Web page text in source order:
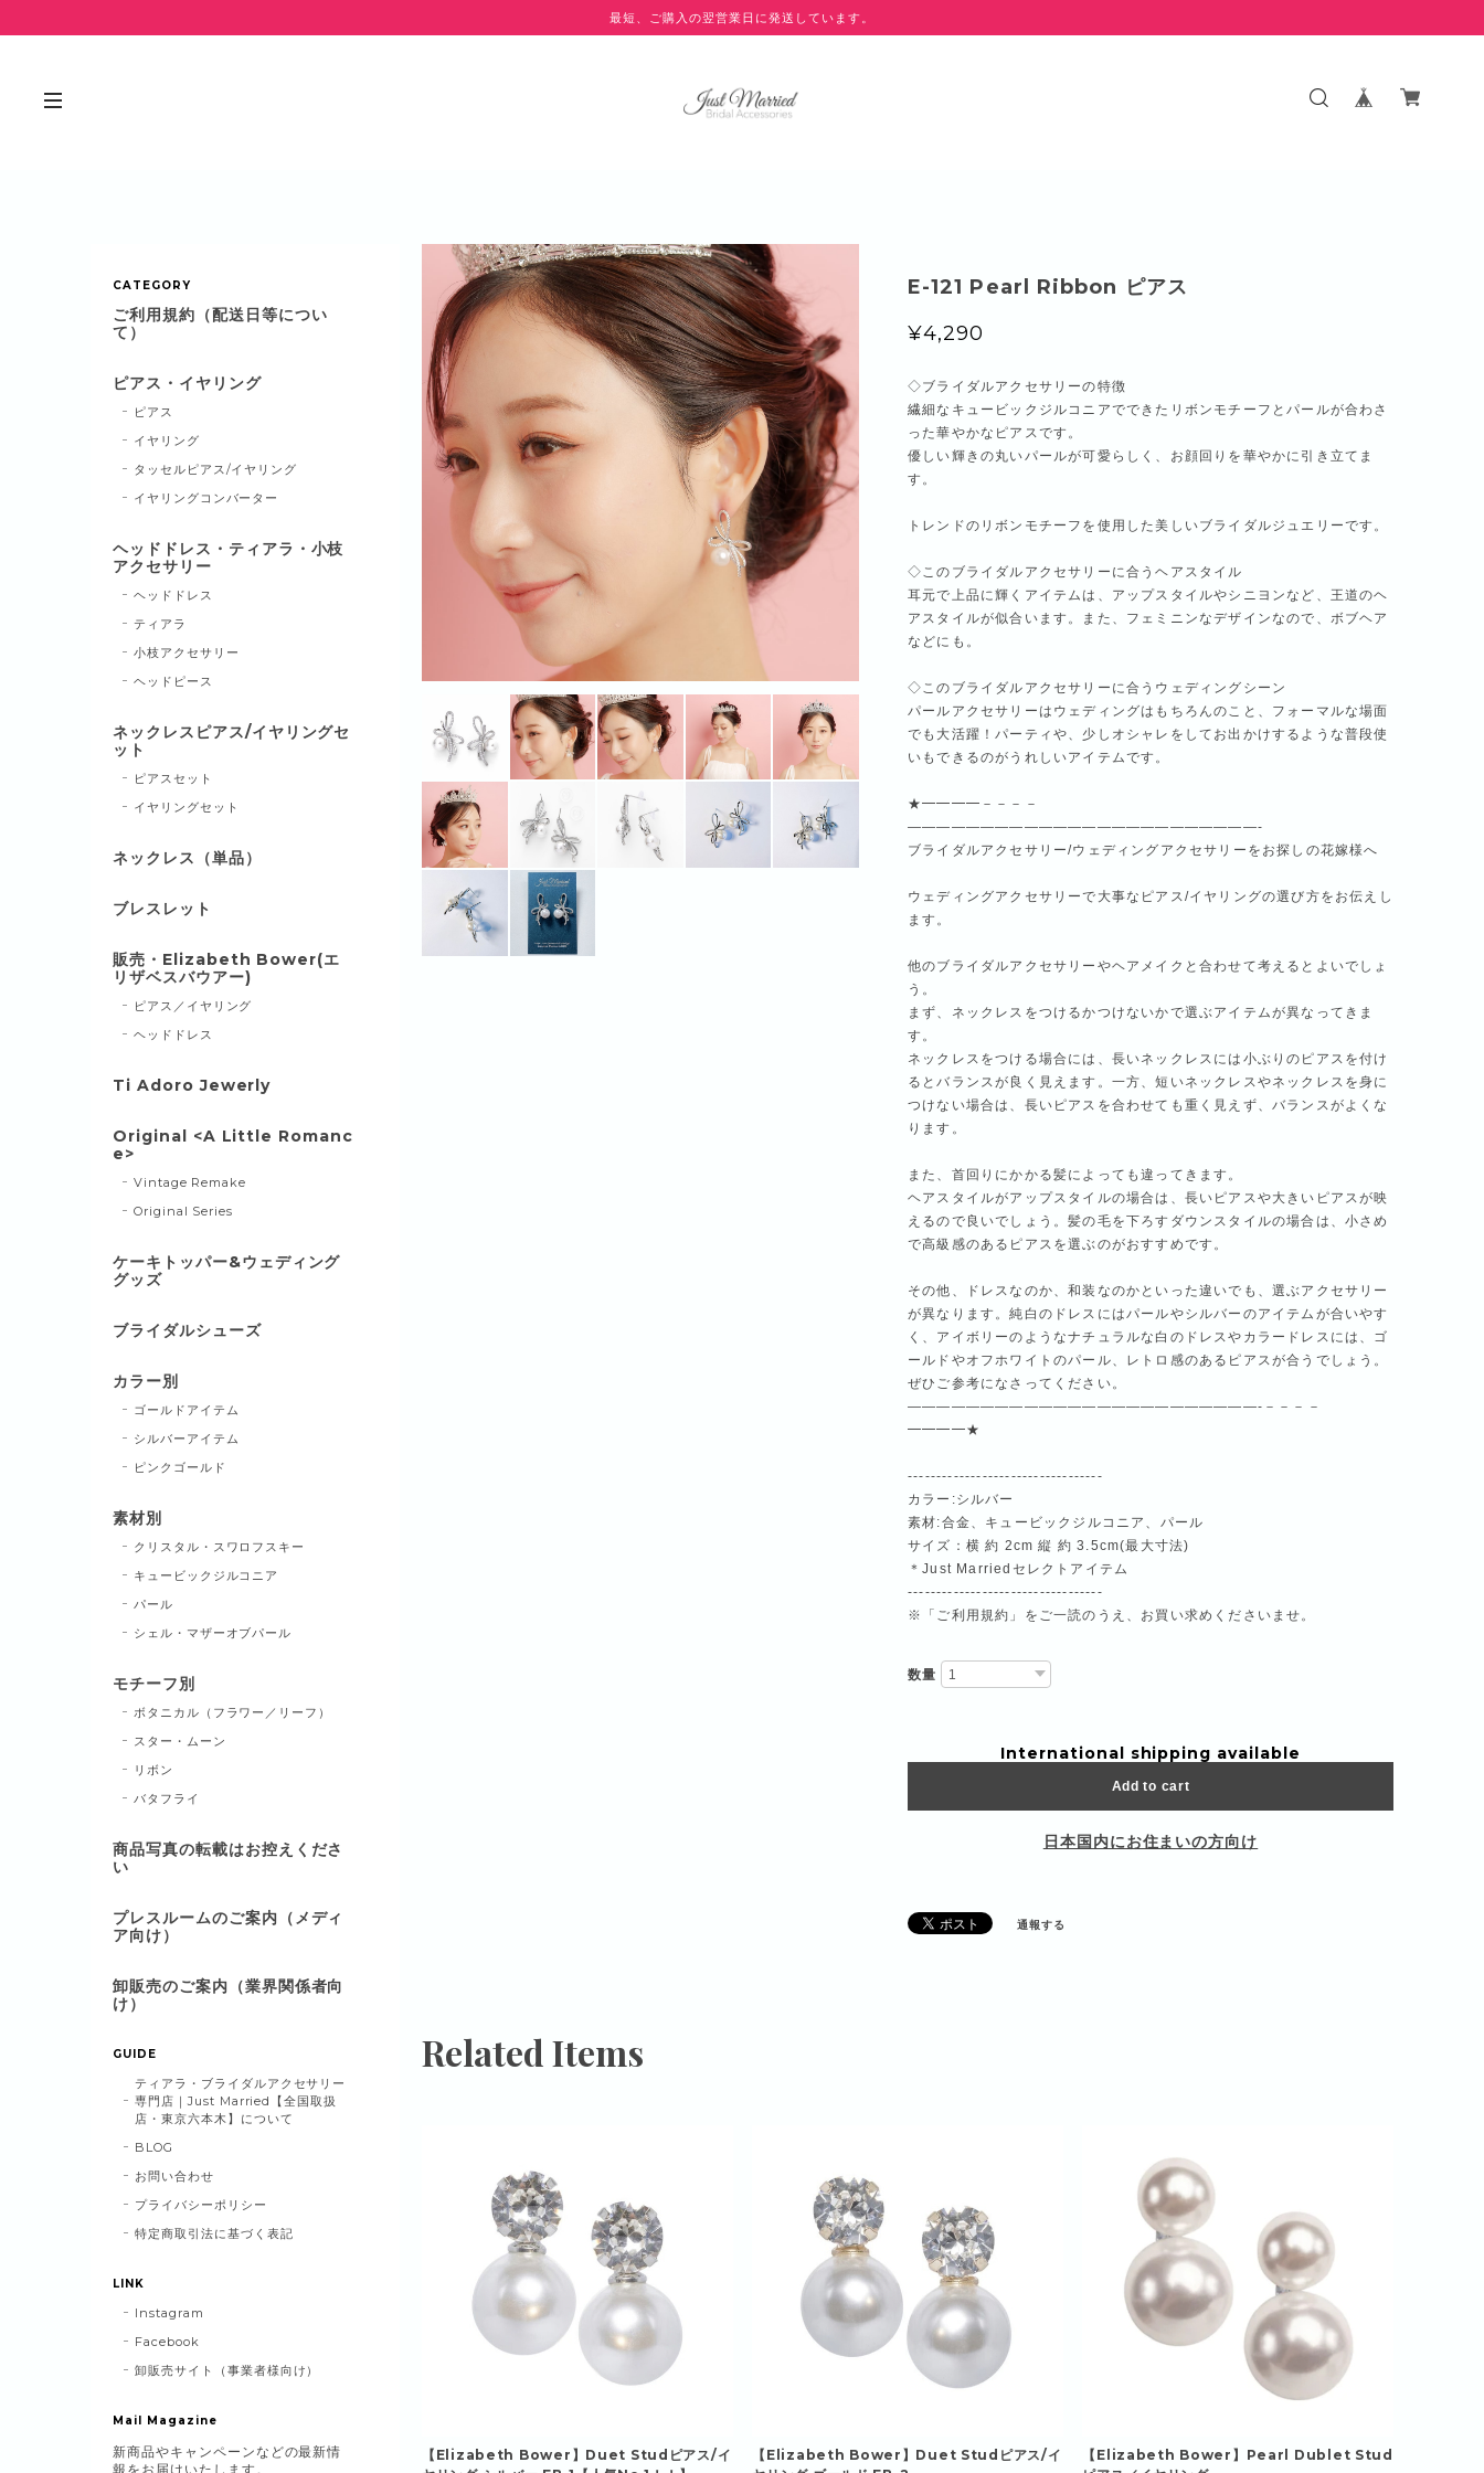
最短、ご購入の翌営業日に発送しています。
E-121 Pearl Ribbon ピアス
¥4,290
◇ブライダルアクセサリーの特徴
繊細なキュービックジルコニアでできたリボンモチーフとパールが合わさ
った華やかなピアスです。
優しい輝きの丸いパールが可愛らしく、お顔回りを華やかに引き立てま
す。
トレンドのリボンモチーフを使用した美しいブライダルジュエリーです。
◇このブライダルアクセサリーに合うヘアスタイル
耳元で上品に輝くアイテムは、アップスタイルやシニヨンなど、王道のヘ
アスタイルが似合います。また、フェミニンなデザインなので、ボブヘア
などにも。
◇このブライダルアクセサリーに合うウェディングシーン
パールアクセサリーはウェディングはもちろんのこと、フォーマルな場面
でも大活躍！パーティや、少しオシャレをしてお出かけするような普段使
いもできるのがうれしいアイテムです。
★━━━━－－－－
————————————————————————-
ブライダルアクセサリー/ウェディングアクセサリーをお探しの花嫁様へ
ウェディングアクセサリーで大事なピアス/イヤリングの選び方をお伝えし
ます。
他のブライダルアクセサリーやヘアメイクと合わせて考えるとよいでしょ
う。
まず、ネックレスをつけるかつけないかで選ぶアイテムが異なってきま
す。
ネックレスをつける場合には、長いネックレスには小ぶりのピアスを付け
るとバランスが良く見えます。一方、短いネックレスやネックレスを身に
つけない場合は、長いピアスを合わせても重く見えず、バランスがよくな
ります。
また、首回りにかかる髪によっても違ってきます。
ヘアスタイルがアップスタイルの場合は、長いピアスや大きいピアスが映
えるので良いでしょう。髪の毛を下ろすダウンスタイルの場合は、小さめ
で高級感のあるピアスを選ぶのがおすすめです。
その他、ドレスなのか、和装なのかといった違いでも、選ぶアクセサリー
が異なります。純白のドレスにはパールやシルバーのアイテムが合いやす
く、アイボリーのようなナチュラルな白のドレスやカラードレスには、ゴ
ールドやオフホワイトのパール、レトロ感のあるピアスが合うでしょう。
ぜひご参考になさってください。
————————————————————————-－－－－
━━━━★
----------------------------------
カラー:シルバー
素材:合金、キュービックジルコニア、パール
サイズ：横 約 2cm 縦 約 3.5cm(最大寸法)
＊Just Marriedセレクトアイテム
----------------------------------
※「ご利用規約」をご一読のうえ、お買い求めくださいませ。
数量
International shipping available
Add to cart
日本国内にお住まいの方向け
通報する
Related Items
【Elizabeth Bower】Duet Studピアス/イ
【Elizabeth Bower】Duet Studピアス/イ
【Elizabeth Bower】Pearl Dublet Stud
CATEGORY
ご利用規約（配送日等につい
て）
ピアス・イヤリング
ピアス
イヤリング
タッセルピアス/イヤリング
イヤリングコンバーター
ヘッドドレス・ティアラ・小枝
アクセサリー
ヘッドドレス
ティアラ
小枝アクセサリー
ヘッドピース
ネックレスピアス/イヤリングセ
ット
ピアスセット
イヤリングセット
ネックレス（単品）
ブレスレット
販売・Elizabeth Bower(エ
リザベスバウアー)
ピアス／イヤリング
ヘッドドレス
Ti Adoro Jewerly
Original <A Little Romanc
e>
Vintage Remake
Original Series
ケーキトッパー&ウェディング
グッズ
ブライダルシューズ
カラー別
ゴールドアイテム
シルバーアイテム
ピンクゴールド
素材別
クリスタル・スワロフスキー
キュービックジルコニア
パール
シェル・マザーオブパール
モチーフ別
ボタニカル（フラワー／リーフ）
スター・ムーン
リボン
バタフライ
商品写真の転載はお控えくださ
い
プレスルームのご案内（メディ
ア向け）
卸販売のご案内（業界関係者向
け）
GUIDE
ティアラ・ブライダルアクセサリー
専門店｜Just Married【全国取扱
店・東京六本木】について
BLOG
お問い合わせ
プライバシーポリシー
特定商取引法に基づく表記
LINK
Instagram
Facebook
卸販売サイト（事業者様向け）
Mail Magazine
新商品やキャンペーンなどの最新情
報をお届けいたします。